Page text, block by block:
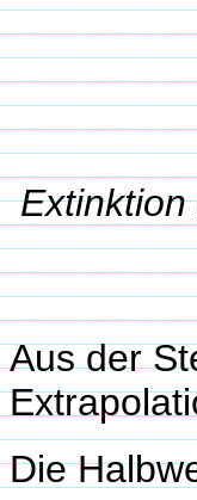
Extinktion
Aus der
Die